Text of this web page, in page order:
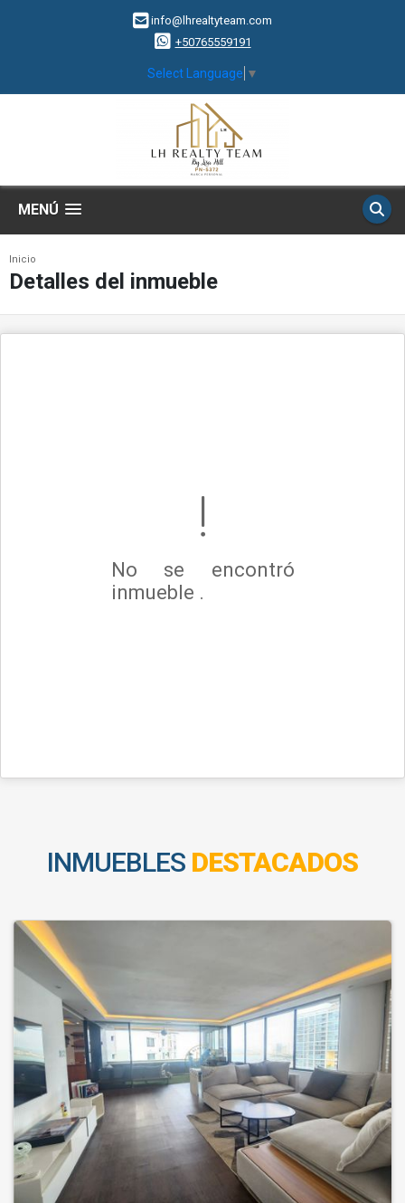
info@lhrealtyteam.com
+50765559191
Select Language ▼
MENÚ
Inicio
Detalles del inmueble
No se encontró
inmueble .
INMUEBLES DESTACADOS